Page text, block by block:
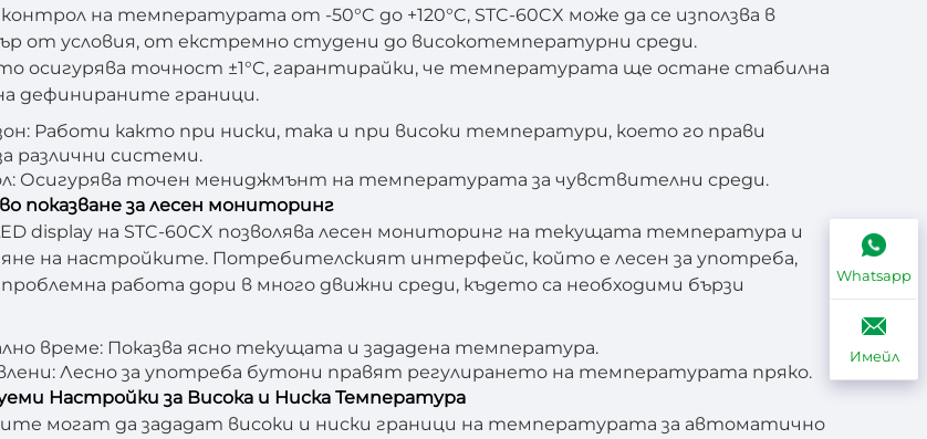
контрол на температурата от -50°C до +120°C, STC-60CX може да се използва в
от условия, от екстремно студени до високотемпературни среди.
осигурява точност ±1°C, гарантирайки, че температурата ще остане стабилна
дефинираните граници.
Работи както при ниски, така и при високи температури, което го прави
различни системи.
Осигурява точен мениджмънт на температурата за чувствителни среди.
показване за лесен мониторинг
display на STC-60CX позволява лесен мониторинг на текущата температура и
на настройките. Потребителският интерфейс, който е лесен за употреба,
работа дори в много движни среди, където са необходими бързи
време: Показва ясно текущата и зададена температура.
Лесно за употреба бутони правят регулирането на температурата пряко.
Настройки за Висока и Ниска Температура
могат да зададат високи и ниски граници на температурата за автоматично
Whatsapp
Имейл